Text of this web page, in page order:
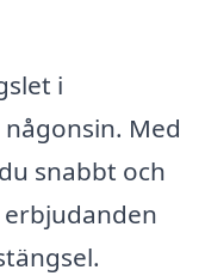
i
Med
snabbt och